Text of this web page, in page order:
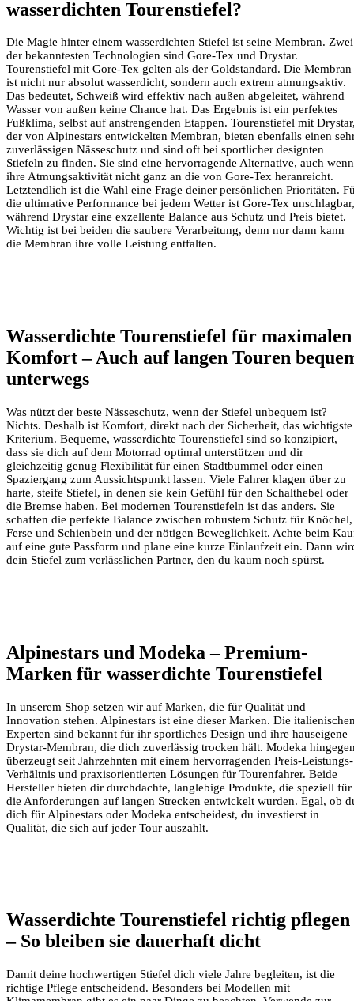
wasserdichten Tourenstiefel?
Die Magie hinter einem wasserdichten Stiefel ist seine Membran. Zwei
der bekanntesten Technologien sind Gore-Tex und Drystar.
Tourenstiefel mit Gore-Tex gelten als der Goldstandard. Die Membran
ist nicht nur absolut wasserdicht, sondern auch extrem atmungsaktiv.
Das bedeutet, Schweiß wird effektiv nach außen abgeleitet, während
Wasser von außen keine Chance hat. Das Ergebnis ist ein perfektes
Fußklima, selbst auf anstrengenden Etappen. Tourenstiefel mit
der von Alpinestars entwickelten Membran, bieten ebenfalls einen
zuverlässigen Nässeschutz und sind oft bei sportlicher designten
Stiefeln zu finden. Sie sind eine hervorragende Alternative, auch wenn
ihre Atmungsaktivität nicht ganz an die von Gore-Tex heranreicht.
Letztendlich ist die Wahl eine Frage deiner persönlichen Prioritäten.
die ultimative Performance bei jedem Wetter ist Gore-Tex unschlagbar,
während Drystar eine exzellente Balance aus Schutz und Preis bietet.
Wichtig ist bei beiden die saubere Verarbeitung, denn nur dann kann
die Membran ihre volle Leistung entfalten.
Wasserdichte Tourenstiefel für maximalen
Komfort – Auch auf langen Touren
unterwegs
Was nützt der beste Nässeschutz, wenn der Stiefel unbequem ist?
Nichts. Deshalb ist Komfort, direkt nach der Sicherheit, das wichtigste
Kriterium. Bequeme, wasserdichte Tourenstiefel sind so konzipiert,
dass sie dich auf dem Motorrad optimal unterstützen und dir
gleichzeitig genug Flexibilität für einen Stadtbummel oder einen
Spaziergang zum Aussichtspunkt lassen. Viele Fahrer klagen über zu
harte, steife Stiefel, in denen sie kein Gefühl für den Schalthebel oder
die Bremse haben. Bei modernen Tourenstiefeln ist das anders. Sie
schaffen die perfekte Balance zwischen robustem Schutz für Knöchel,
Ferse und Schienbein und der nötigen Beweglichkeit. Achte beim
auf eine gute Passform und plane eine kurze Einlaufzeit ein. Dann
dein Stiefel zum verlässlichen Partner, den du kaum noch spürst.
Alpinestars und Modeka – Premium-
Marken für wasserdichte Tourenstiefel
In unserem Shop setzen wir auf Marken, die für Qualität und
Innovation stehen. Alpinestars ist eine dieser Marken. Die
Experten sind bekannt für ihr sportliches Design und ihre hauseigene
Drystar-Membran, die dich zuverlässig trocken hält. Modeka
überzeugt seit Jahrzehnten mit einem hervorragenden Preis-Leistungs-
Verhältnis und praxisorientierten Lösungen für Tourenfahrer. Beide
Hersteller bieten dir durchdachte, langlebige Produkte, die speziell für
die Anforderungen auf langen Strecken entwickelt wurden. Egal, ob
dich für Alpinestars oder Modeka entscheidest, du investierst in
Qualität, die sich auf jeder Tour auszahlt.
Wasserdichte Tourenstiefel richtig pflegen
– So bleiben sie dauerhaft dicht
Damit deine hochwertigen Stiefel dich viele Jahre begleiten, ist die
richtige Pflege entscheidend. Besonders bei Modellen mit